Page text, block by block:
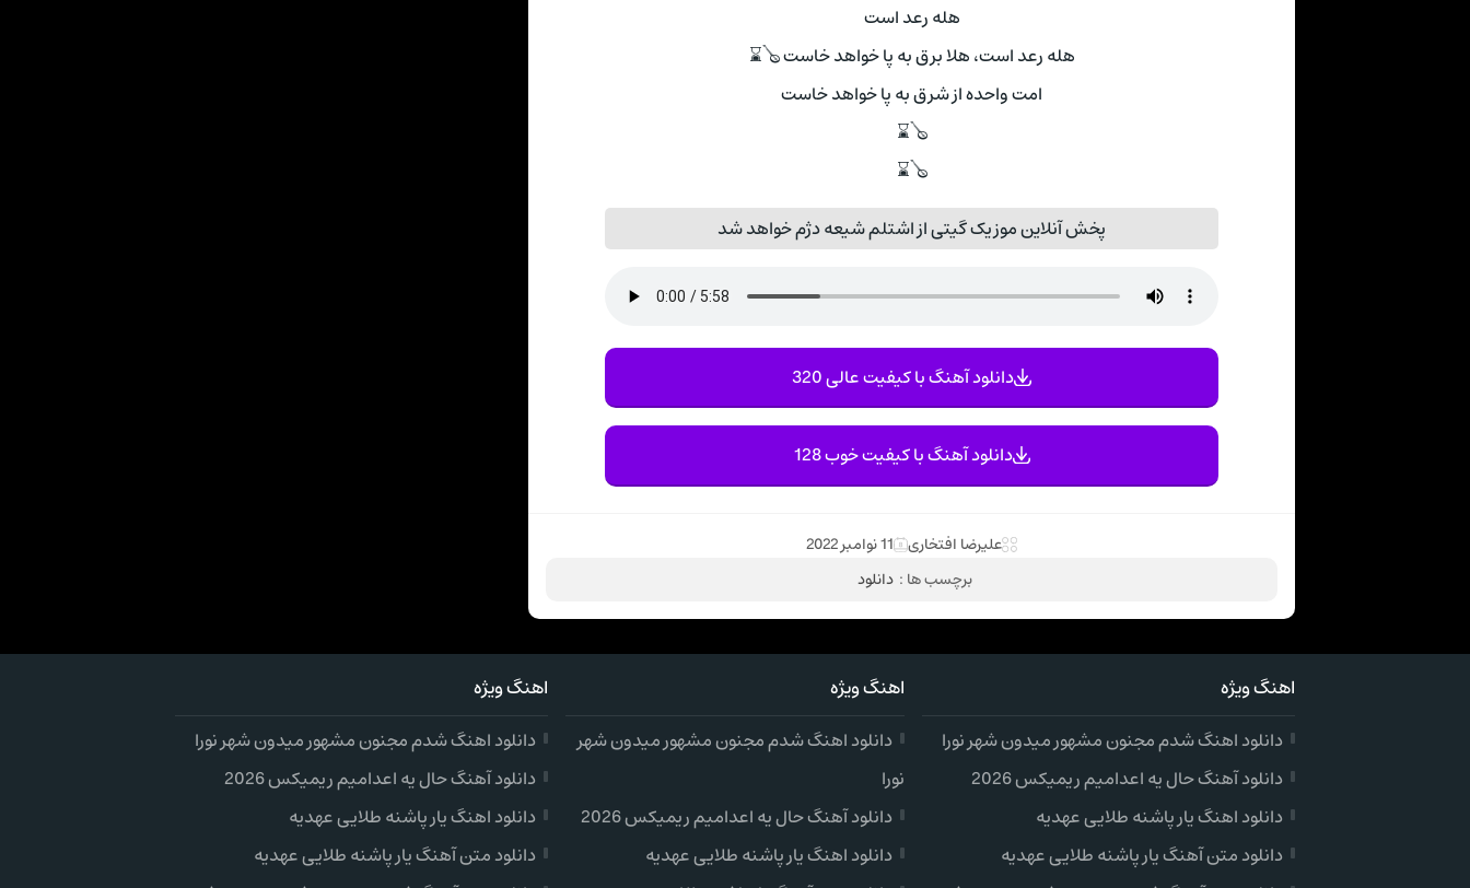
هله رعد است
هله رعد است، هلا برق به پا خواهد خاست 🪕⌛
امت واحده از شرق به پا خواهد خاست
🪕⌛
🪕⌛
پخش آنلاین موزیک گیتی از اشتلم شیعه دژم خواهد شد
دانلود آهنگ با کیفیت عالی 320
دانلود آهنگ با کیفیت خوب 128
علیرضا افتخاری 11 نوامبر 2022
برچسب ها : دانلود
اهنگ ویژه
دانلود اهنگ شدم مجنون مشهور میدون شهر نورا
دانلود آهنگ حال یه اعدامیم ریمیکس 2026
دانلود اهنگ یار پاشنه طلایی عهدیه
دانلود متن آهنگ یار پاشنه طلایی عهدیه
اهنگ ویژه
دانلود اهنگ شدم مجنون مشهور میدون شهر
نورا
دانلود آهنگ حال یه اعدامیم ریمیکس 2026
دانلود اهنگ یار پاشنه طلایی عهدیه
اهنگ ویژه
دانلود اهنگ شدم مجنون مشهور میدون شهر نورا
دانلود آهنگ حال یه اعدامیم ریمیکس 2026
دانلود اهنگ یار پاشنه طلایی عهدیه
دانلود متن آهنگ یار پاشنه طلایی عهدیه